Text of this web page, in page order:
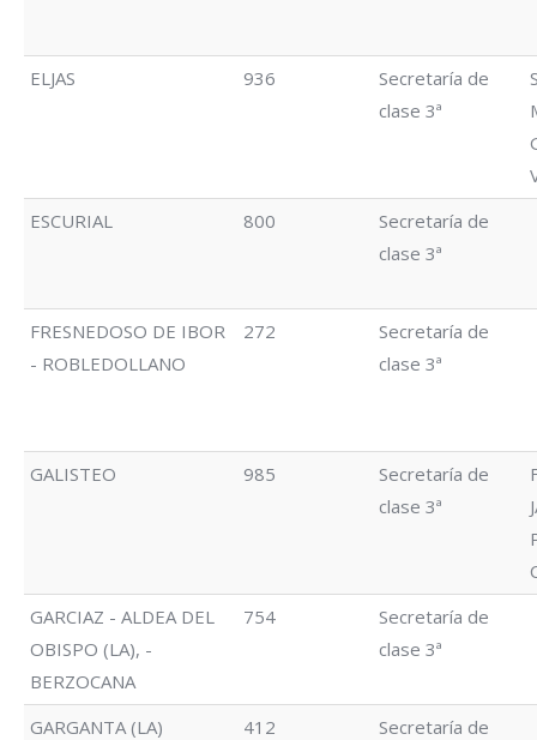
ELJAS 936
Secretaría de
clase 3ª
ESCURIAL
800
Secretaría de
clase 3ª
FRESNEDOSO DE IBOR
- ROBLEDOLLANO
272
Secretaría de
clase 3ª
GALISTEO 985
Secretaría de
clase 3ª
GARCIAZ - ALDEA DEL
OBISPO (LA), -
BERZOCANA
754
Secretaría de
clase 3ª
GARGANTA (LA) 412
Secretaría de